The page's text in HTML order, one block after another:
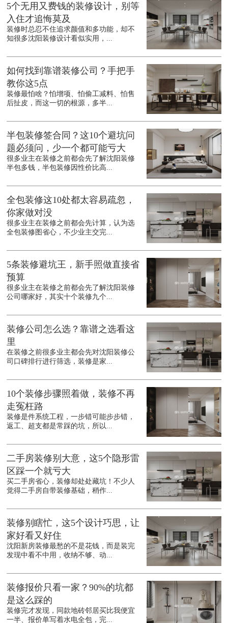
5个无用又费钱的装修设计，别等
入住才追悔莫及
装修时总忍不住追求颜值和多功能，却不
知很多沈阳装修设计看似实用，...
如何找到靠谱装修公司？手把手
教你这5点
装修最怕啥？怕增项、怕偷工减料、怕售
后扯皮，而这一切的根源，多半...
半包装修签合同？这10个避坑问
题必须问，少一个都可能亏大
很多业主在装修之前都会先了解沈阳装修
半包多钱，半包装修因性价比高...
全包装修这10处都太容易疏忽，
你家做对没
很多业主在装修之前都会先计算，认为选
全包装修图省心，不少业主交完...
5条装修避坑王，新手照做直接省
预算
很多业主在装修之前都会先了解沈阳装修
公司哪家好，其实十个装修九个...
装修公司怎么选？靠谱之选看这
里
在装修之前很多业主都会先对沈阳装修公
司口碑排行进行筛选，装修是家...
10个装修步骤照着做，装修不再
走冤枉路
装修是件系统工程，一步错可能步步错，
返工、超支都是常踩的坑，所以...
二手房装修别大意，这5个隐形雷
区踩一个就亏大
买二手房省心，装修却处处藏坑！不少人
觉得二手房自带装修基础，稍作...
装修别瞎忙，这5个设计巧思，让
家好看又好住
沈阳新房装修最愁的不是花钱，而是装完
发现中看不中用，收纳不够、动...
装修报价只看一家？90%的坑都
是这么踩的
装修完才发现，同款地砖邻居买比我便宜
一半、报价单写着水电全包，完...